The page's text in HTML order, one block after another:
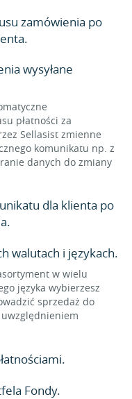
zamówienia po
wysyłane
płatności za
Sellasist zmienne
komunikatu np. z
danych do zmiany
dla klienta po
walutach i językach.
w wielu
języka wybierzesz
sprzedaż do
Fondy.